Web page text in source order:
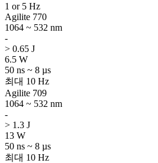
1 or 5 Hz
Agilite 770
1064 ~ 532 nm
-
> 0.65 J
6.5 W
50 ns ~ 8 µs
최대 10 Hz
Agilite 709
1064 ~ 532 nm
-
> 1.3 J
13 W
50 ns ~ 8 µs
최대 10 Hz